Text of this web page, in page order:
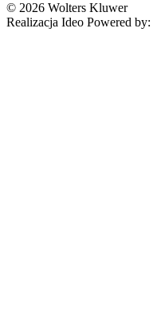
Prawo autorskie
© 2026 Wolters Kluwer
Realizacja Ideo Powered by: